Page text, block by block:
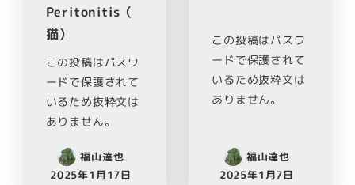
Peritonitis（
猫）
この投稿はパスワ
ードで保護されて
いるため抜粋文は
ありません。
福山達也
2025年1月17日
この投稿はパスワ
ードで保護されて
いるため抜粋文は
ありません。
福山達也
2025年1月7日